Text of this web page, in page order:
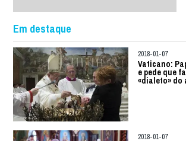
Em destaque
2018-01-07
Vaticano:
e pede que
«dialeto» do
2018-01-07